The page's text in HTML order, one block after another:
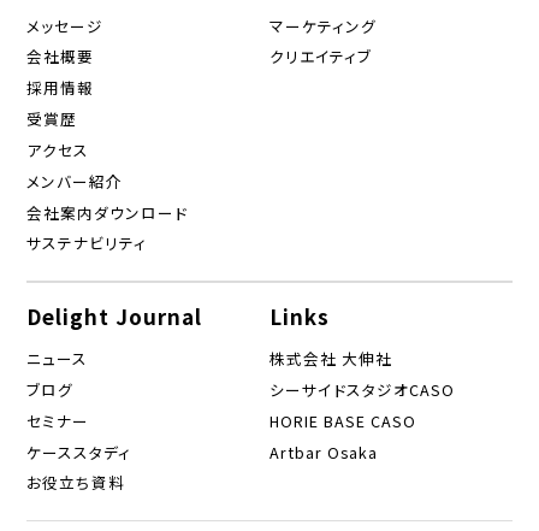
メッセージ
会社概要
採用情報
受賞歴
アクセス
メンバー紹介
会社案内ダウンロード
サステナビリティ
マーケティング
クリエイティブ
Delight Journal
ニュース
ブログ
セミナー
ケーススタディ
お役立ち資料
Links
株式会社 大伸社
シーサイドスタジオCASO
HORIE BASE CASO
Artbar Osaka